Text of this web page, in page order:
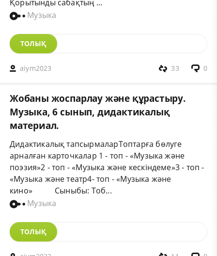
Қорытынды сабақтың ...
Музыка
ТОЛЫҚ
aiym2023 0
33
Жобаны жоспарлау және құрастыру.
Музыка, 6 сынып, дидактикалық
материал.
Дидактикалық тапсырмаларТоптарға бөлуге
арналған карточкалар 1 - топ - «Музыка және
поэзия»2 - топ - «Музыка және кескіндеме»3 - топ -
«Музыка және театр4- топ - «Музыка және
кино» Сыныбы: Тоб...
Музыка
ТОЛЫҚ